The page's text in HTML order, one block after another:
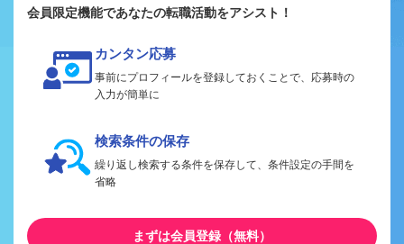
会員限定機能であなたの転職活動をアシスト！
カンタン応募
事前にプロフィールを登録しておくことで、応募時の
入力が簡単に
検索条件の保存
繰り返し検索する条件を保存して、条件設定の手間を
省略
まずは会員登録（無料）